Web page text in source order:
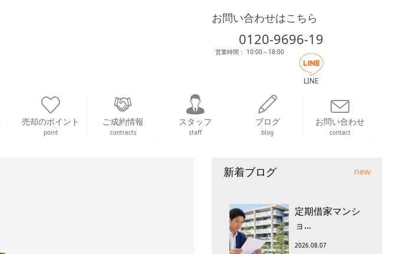
お問い合わせはこちら
0120-9696-19
営業時間： 10:00～18:00
LINE
売却のポイント
point
ご成約情報
contracts
スタッフ
staff
ブログ
blog
お問い合わせ
contact
新着ブログ new
定期借家マンシ
ョ...
2026.08.07